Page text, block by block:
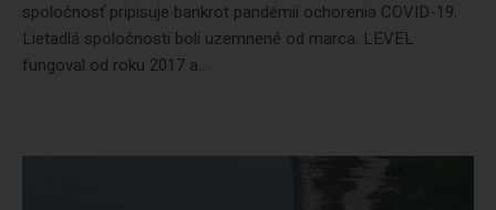
spoločnosť pripisuje bankrot pandémii ochorenia COVID-19.
Lietadlá spoločnosti boli uzemnené od marca. LEVEL
fungoval od roku 2017 a...